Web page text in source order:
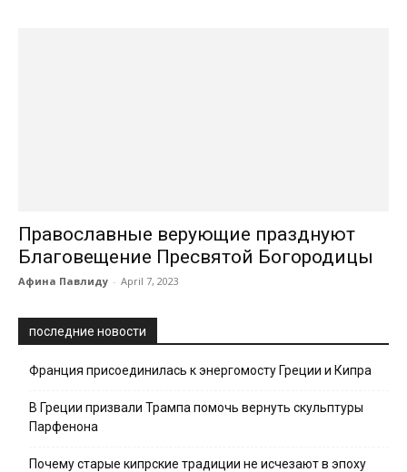
Православные верующие празднуют
Благовещение Пресвятой Богородицы
Афина Павлиду - April 7, 2023
последние новости
Франция присоединилась к энергомосту Греции и Кипра
В Греции призвали Трампа помочь вернуть скульптуры
Парфенона
Почему старые кипрские традиции не исчезают в эпоху